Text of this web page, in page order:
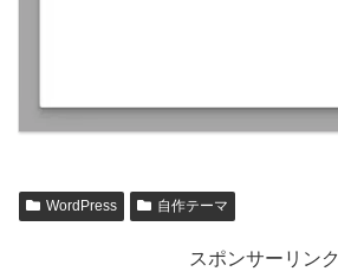
WordPress 自作テーマ
スポンサーリンク